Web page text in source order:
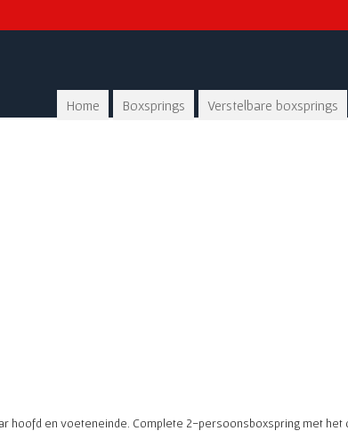
Home Boxsprings Verstelbare boxsprings
en voeteneinde. Complete 2-persoonsboxspring met het